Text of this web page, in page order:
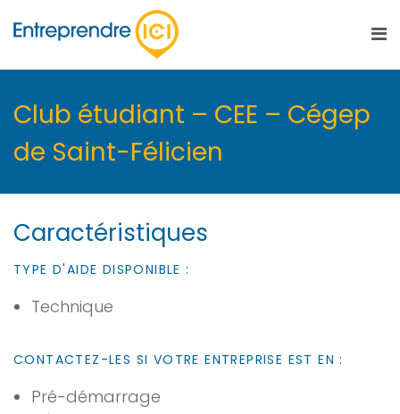
Club étudiant – CEE – Cégep
de Saint-Félicien
Caractéristiques
TYPE D'AIDE DISPONIBLE :
Technique
CONTACTEZ-LES SI VOTRE ENTREPRISE EST EN :
Pré-démarrage